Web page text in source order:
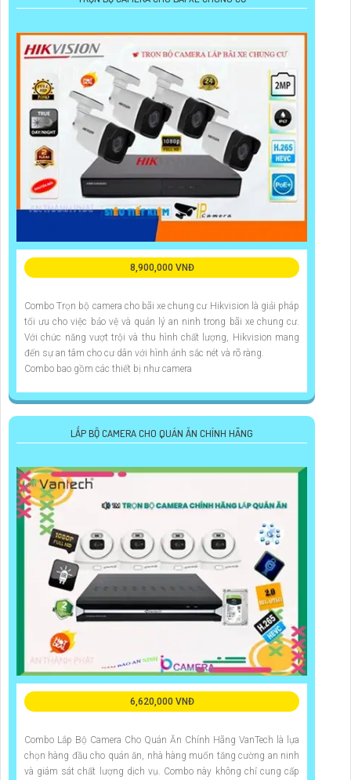
8,900,000 VNĐ
Combo Trọn bộ camera cho bãi xe chung cư Hikvision là giải pháp
tối ưu cho việc bảo vệ và quản lý an ninh trong bãi xe chung cư.
Với chức năng vượt trội và thu hình chất lượng, Hikvision mang
đến sự an tâm cho cư dân với hình ảnh sắc nét và rõ ràng.
Combo bao gồm các thiết bị như camera
LẮP BỘ CAMERA CHO QUÁN ĂN CHÍNH HÃNG
6,620,000 VNĐ
Combo Lắp Bộ Camera Cho Quán Ăn Chính Hãng VanTech là lựa
chọn hàng đầu cho quán ăn, nhà hàng muốn tăng cường an ninh
và giám sát chất lượng dịch vụ. Combo này không chỉ cung cấp